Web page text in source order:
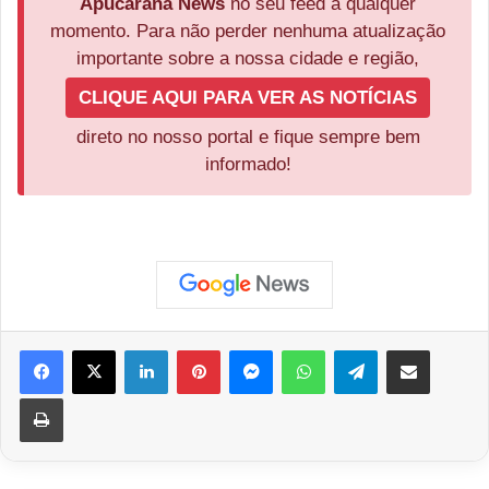
momento. Para não perder nenhuma atualização
importante sobre a nossa cidade e região,
CLIQUE AQUI PARA VER AS NOTÍCIAS
direto no nosso portal e fique sempre bem
informado!
Facebook
X LinkedinPinterestMessengerWhatsAppTelegramCompartilhar via e-mail
Imprimir